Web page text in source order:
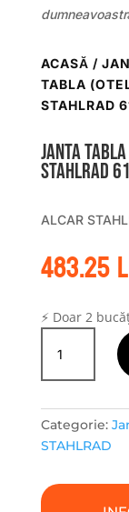
ACASĂ /
TABLA
STAHLRAD
Janta tabla
ALCAR
483.25
⚡ Doar 2
Cantitate
Janta
tabla
ALCAR
STAHLRAD
STAHLRAD
61/2Jx16H2
Categorie:
STAHLRAD